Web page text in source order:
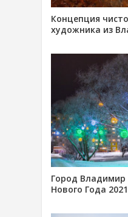
Концепция
художника из
Город Владимир
Нового Года 2021